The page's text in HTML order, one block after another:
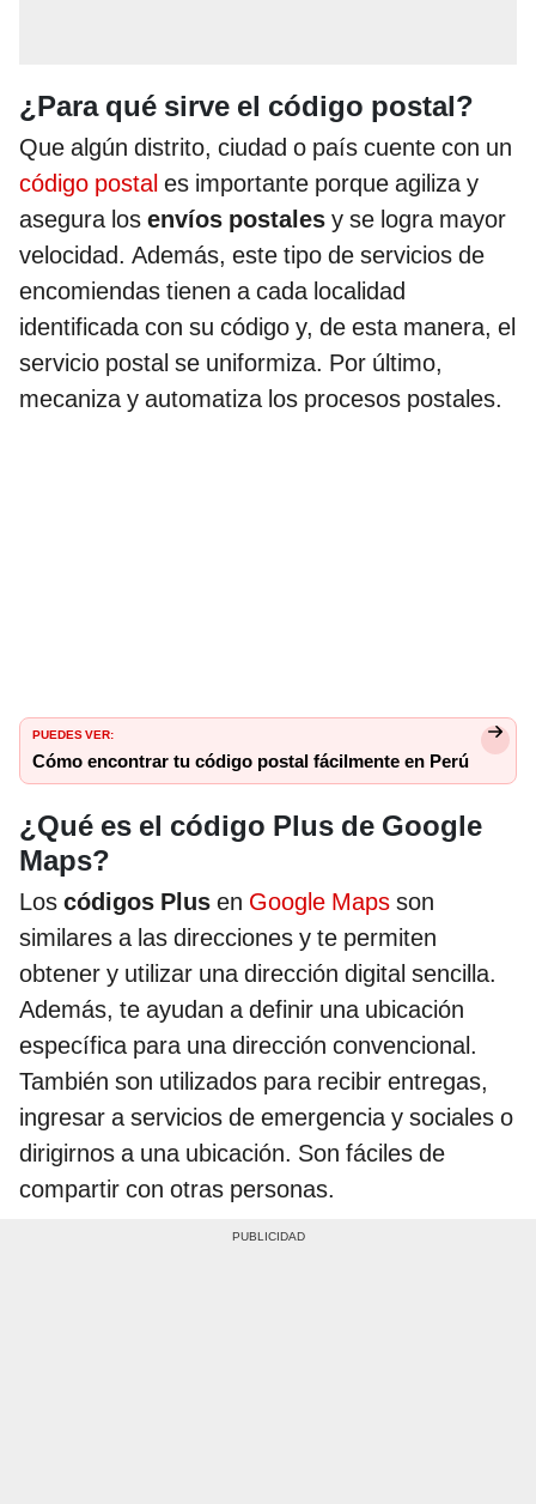
¿Para qué sirve el código postal?
Que algún distrito, ciudad o país cuente con un
código postal es importante porque agiliza y
asegura los envíos postales y se logra mayor
velocidad. Además, este tipo de servicios de
encomiendas tienen a cada localidad
identificada con su código y, de esta manera, el
servicio postal se uniformiza. Por último,
mecaniza y automatiza los procesos postales.
PUEDES VER:
Cómo encontrar tu código postal fácilmente en Perú
¿Qué es el código Plus de Google
Maps?
Los códigos Plus en Google Maps son
similares a las direcciones y te permiten
obtener y utilizar una dirección digital sencilla.
Además, te ayudan a definir una ubicación
específica para una dirección convencional.
También son utilizados para recibir entregas,
ingresar a servicios de emergencia y sociales o
dirigirnos a una ubicación. Son fáciles de
compartir con otras personas.